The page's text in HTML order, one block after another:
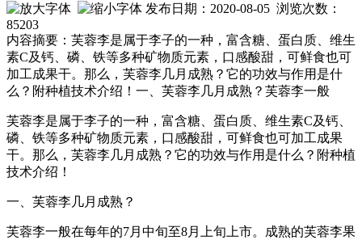
发布日期：2020-08-05 浏览次数：
85203
内容摘要：芙蓉李是属于李子的一种，富含糖、蛋白质、维生
素C及钙、磷、铁等多种矿物质元素，口感酸甜，可鲜食也可
加工成果干。那么，芙蓉李几月成熟？它的功效与作用是什
么？附种植技术介绍！一、芙蓉李几月成熟？芙蓉李一般
芙蓉李是属于李子的一种，富含糖、蛋白质、维生素C及钙、
磷、铁等多种矿物质元素，口感酸甜，可鲜食也可加工成果
干。那么，芙蓉李几月成熟？它的功效与作用是什么？附种植
技术介绍！
一、芙蓉李几月成熟？
芙蓉李一般在每年的7月中旬至8月上旬上市。成熟的芙蓉李果